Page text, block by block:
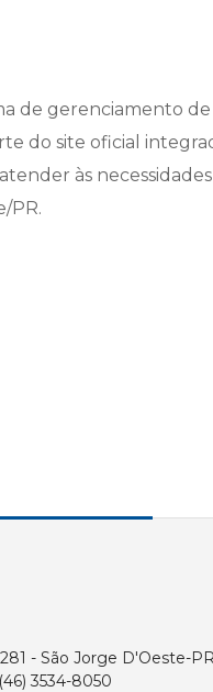
de gerenciamento de
do site oficial
às
PR.
- São Jorge D'Oeste-
3534-8050